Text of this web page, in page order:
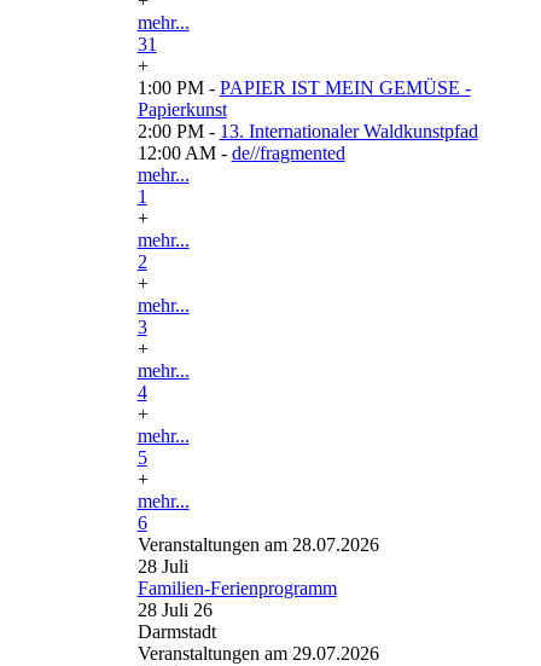
mehr...
31
+
1:00 PM - PAPIER IST MEIN GEMÜSE -
Papierkunst
2:00 PM - 13. Internationaler Waldkunstpfad
12:00 AM - de//fragmented
mehr...
1
+
mehr...
2
+
mehr...
3
+
mehr...
4
+
mehr...
5
+
mehr...
6
Veranstaltungen am 28.07.2026
28 Juli
Familien-Ferienprogramm
28 Juli 26
Darmstadt
Veranstaltungen am 29.07.2026